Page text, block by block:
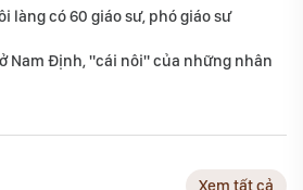
làng có 60 giáo sư, phó giáo sư
Nam Định, "cái nôi" của những nhân
Xem tất cả